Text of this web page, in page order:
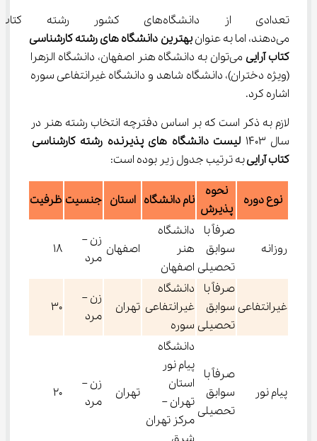
تعدادی از دانشگاه‌های کشور
می‌دهند، اما به عنوان
بهترین دانشگاه های رشته کارشناسی
کتاب آرایی
می‌توان به دانشگاه‌ هنر اصفهان، دانشگاه الزهرا
(ویژه دختران)، دانشگاه شاهد و دانشگاه غیرانتفاعی سوره
اشاره کرد.
لازم به ذکر است که بر اساس دفترچه انتخاب رشته هنر در
سال 1403
لیست دانشگاه های پذیرنده رشته کارشناسی
کتاب آرایی به ترتیب جدول زیر بوده است:
نوع دوره
نحوه
پذیرش
نام دانشگاه استان جنسیت ظرفیت
روزانه
صرفاً با
سوابق
تحصیلی
دانشگاه
هنر
اصفهان
اصفهان
زن –
مرد
18
غیرانتفاعی
صرفاً با
سوابق
تحصیلی
دانشگاه
غیرانتفاعی
سوره
تهران
زن –
مرد
30
پیام نور
صرفاً با
سوابق
تحصیلی
دانشگاه
پیام نور
استان
تهران –
مرکز تهران
تهران
زن –
مرد
20